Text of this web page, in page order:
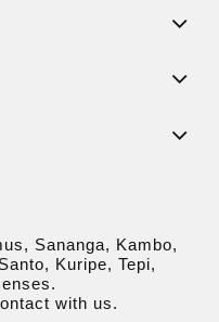
Sananga, Kambo,
Kuripe, Tepi,
with us.